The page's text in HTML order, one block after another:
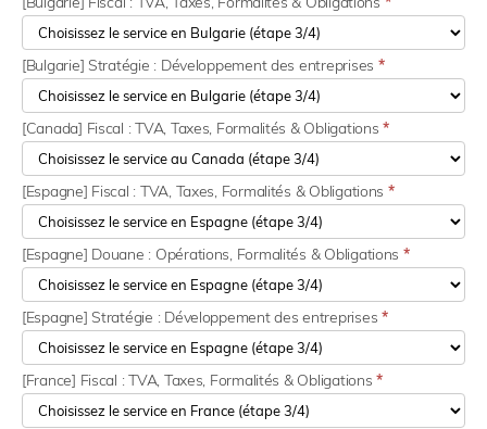
[Bulgarie] Stratégie : Développement des entreprises *
[Canada] Fiscal : TVA, Taxes, Formalités & Obligations*
[Espagne] Fiscal : TVA, Taxes, Formalités & Obligations *
[Espagne] Douane : Opérations, Formalités & Obligations *
[Espagne] Stratégie : Développement des entreprises *
[France] Fiscal : TVA, Taxes, Formalités & Obligations*